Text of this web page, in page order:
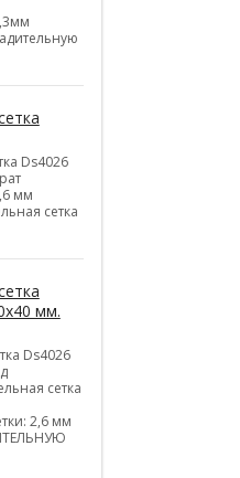
Ds4026
мм
сетка
мм.
Ds4026
сетка
2,6 мм